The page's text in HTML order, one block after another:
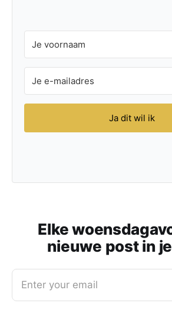
Ja dit wil ik
Elke
nieuwe post in
Enter your email